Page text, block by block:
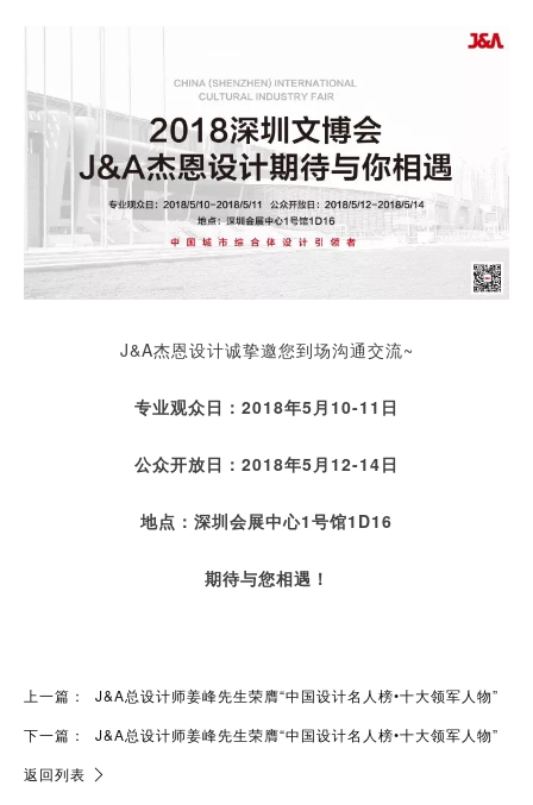
J&A杰恩设计诚挚邀您到场沟通交流~
专业观众日：2018年5月10-11日
公众开放日：2018年5月12-14日
地点：深圳会展中心1号馆1D16
期待与您相遇！
上一篇：
J&A总设计师姜峰先生荣膺“中国设计名人榜•十大领军人物”
下一篇：
J&A总设计师姜峰先生荣膺“中国设计名人榜•十大领军人物”
返回列表